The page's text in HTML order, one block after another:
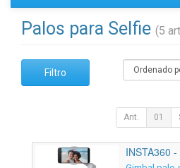
Palos para Selfie (5
Filtro
Ant. 01
INSTA360 -